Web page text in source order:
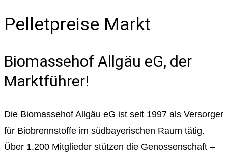
Pelletpreise Markt
Biomassehof Allgäu eG, der
Marktführer!
Die Biomassehof Allgäu eG ist seit 1997 als Versorger
für Biobrennstoffe im südbayerischen Raum tätig.
Über 1.200 Mitglieder stützen die Genossenschaft –